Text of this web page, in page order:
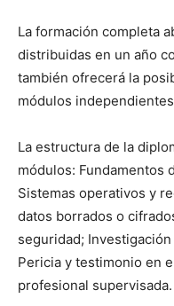
La formación completa
distribuidas en un año
también ofrecerá la
módulos
La estructura de la
módulos: Fundamentos
Sistemas operativos y
datos borrados o
seguridad;
Pericia y testimonio en
profesional supervisada.